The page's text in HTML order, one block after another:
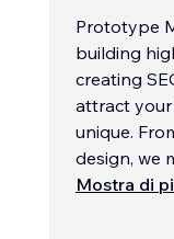
Prototype
building high-
creating
attract your
unique.
design, we
business.
Mostra di